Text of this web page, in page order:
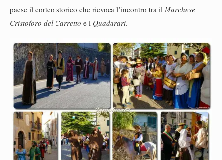
paese il corteo storico che rievoca l’incontro tra il Marchese
Cristoforo del Carretto e i Quadarari.